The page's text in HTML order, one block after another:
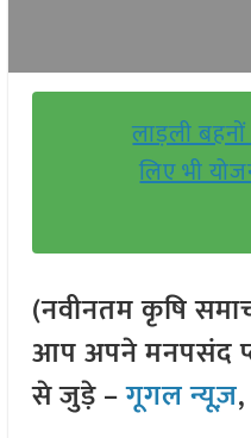
लाड़ली
लिए भी
(नवीनतम कृषि
आप अपने मनपसंद
से जुड़े –गूगल न्यूज़